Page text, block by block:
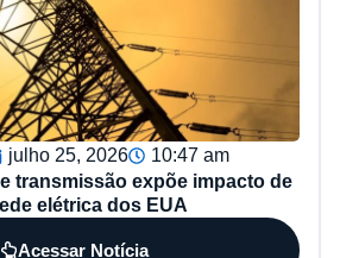
julho 25, 2026
10:47 am
transmissão expõe impacto de
elétrica dos EUA
Acessar Notícia